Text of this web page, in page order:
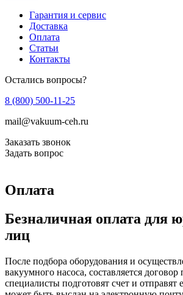
Гарантия и сервис
Доставка
Оплата
Статьи
Контакты
Остались вопросы?
8 (800) 500-11-25
mail@vakuum-ceh.ru
Заказать звонок
Задать вопрос
Оплата
Безналичная оплата для
лиц
После подбора оборудования и
вакуумного насоса, составляется
специалисты подготовят счет и отправят